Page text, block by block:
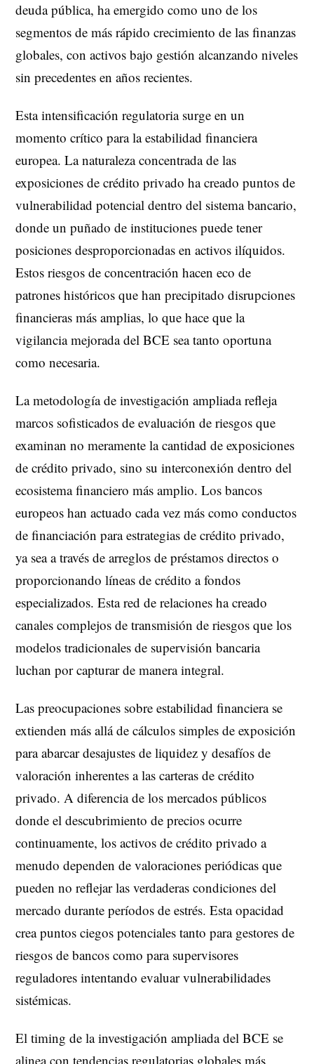
deuda pública, ha emergido como uno de los
segmentos de más rápido crecimiento de las finanzas
globales, con activos bajo gestión alcanzando niveles
sin precedentes en años recientes.
Esta intensificación regulatoria surge en un
momento crítico para la estabilidad financiera
europea. La naturaleza concentrada de las
exposiciones de crédito privado ha creado puntos de
vulnerabilidad potencial dentro del sistema bancario,
donde un puñado de instituciones puede tener
posiciones desproporcionadas en activos ilíquidos.
Estos riesgos de concentración hacen eco de
patrones históricos que han precipitado disrupciones
financieras más amplias, lo que hace que la
vigilancia mejorada del BCE sea tanto oportuna
como necesaria.
La metodología de investigación ampliada refleja
marcos sofisticados de evaluación de riesgos que
examinan no meramente la cantidad de exposiciones
de crédito privado, sino su interconexión dentro del
ecosistema financiero más amplio. Los bancos
europeos han actuado cada vez más como conductos
de financiación para estrategias de crédito privado,
ya sea a través de arreglos de préstamos directos o
proporcionando líneas de crédito a fondos
especializados. Esta red de relaciones ha creado
canales complejos de transmisión de riesgos que los
modelos tradicionales de supervisión bancaria
luchan por capturar de manera integral.
Las preocupaciones sobre estabilidad financiera se
extienden más allá de cálculos simples de exposición
para abarcar desajustes de liquidez y desafíos de
valoración inherentes a las carteras de crédito
privado. A diferencia de los mercados públicos
donde el descubrimiento de precios ocurre
continuamente, los activos de crédito privado a
menudo dependen de valoraciones periódicas que
pueden no reflejar las verdaderas condiciones del
mercado durante períodos de estrés. Esta opacidad
crea puntos ciegos potenciales tanto para gestores de
riesgos de bancos como para supervisores
reguladores intentando evaluar vulnerabilidades
sistémicas.
El timing de la investigación ampliada del BCE se
alinea con tendencias regulatorias globales más